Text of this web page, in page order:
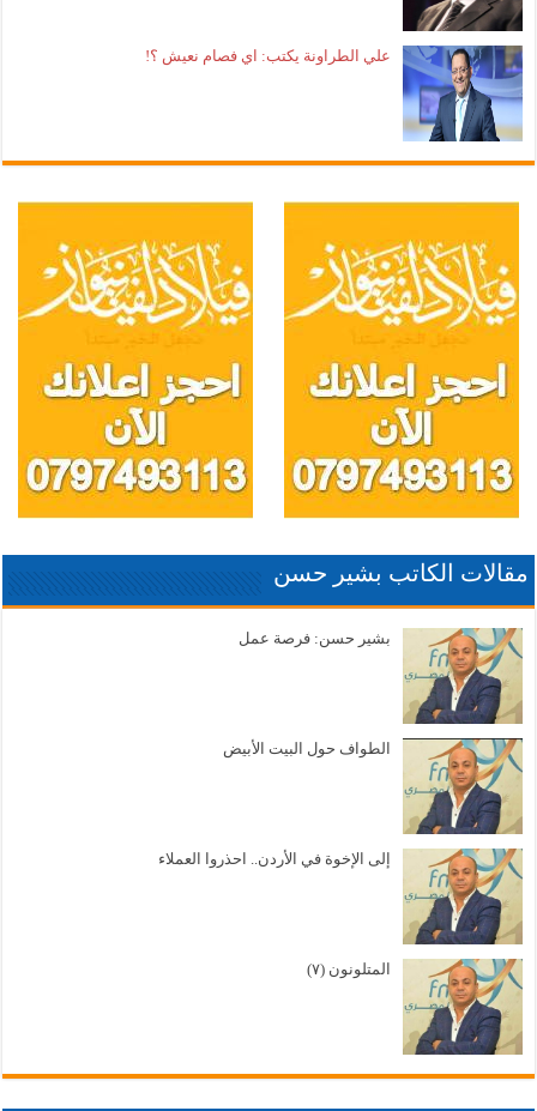
علي الطراونة يكتب: اي فصام نعيش ؟!
مقالات الكاتب بشير حسن
بشير حسن: فرصة عمل
الطواف حول البيت الأبيض
إلى الإخوة في الأردن.. احذروا العملاء
المتلونون (٧)